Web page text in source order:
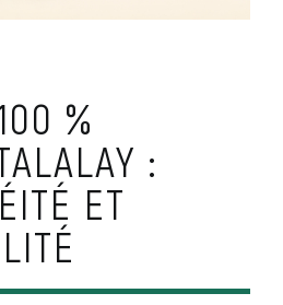
%
:
ET